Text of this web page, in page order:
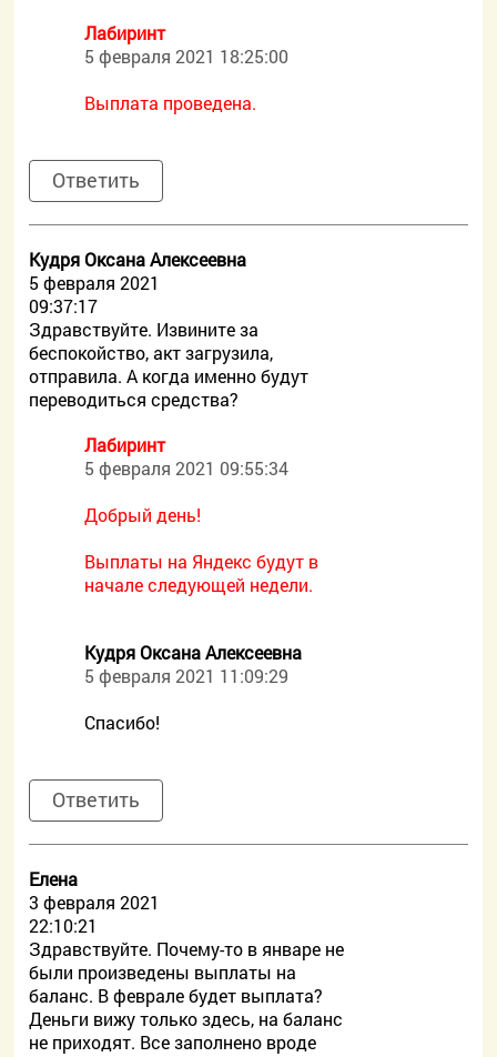
Лабиринт
5 февраля 2021 18:25:00
Выплата проведена.
Ответить
Кудря Оксана Алексеевна
5 февраля 2021
09:37:17
Здравствуйте. Извините за
беспокойство, акт загрузила,
отправила. А когда именно будут
переводиться средства?
Лабиринт
5 февраля 2021 09:55:34
Добрый день!
Выплаты на Яндекс будут в
начале следующей недели.
Кудря Оксана Алексеевна
5 февраля 2021 11:09:29
Спасибо!
Ответить
Елена
3 февраля 2021
22:10:21
Здравствуйте. Почему-то в январе не
были произведены выплаты на
баланс. В феврале будет выплата?
Деньги вижу только здесь, на баланс
не приходят. Все заполнено вроде